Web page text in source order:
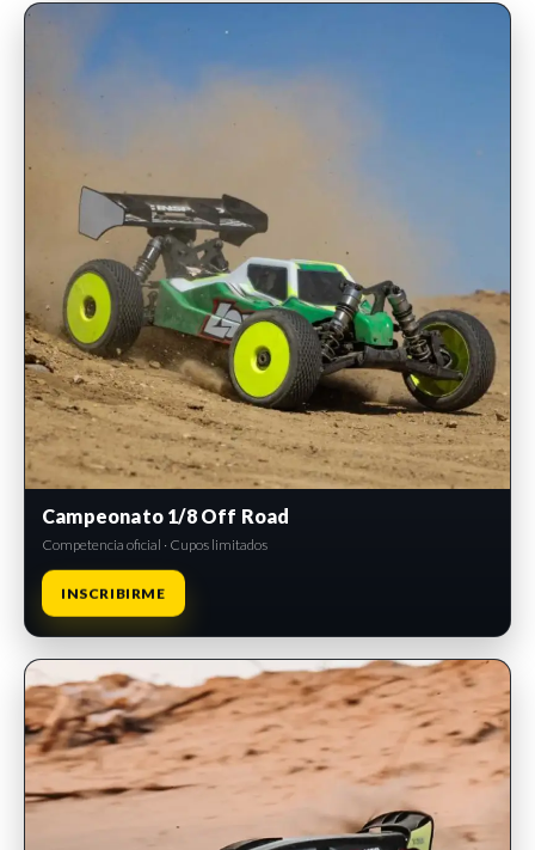
INSCRIPCIONES ABIERTAS
Campeonato 1/8 Off Road
Competencia oficial · Cupos limitados
INSCRIBIRME
INSCRIPCIONES ABIERTAS